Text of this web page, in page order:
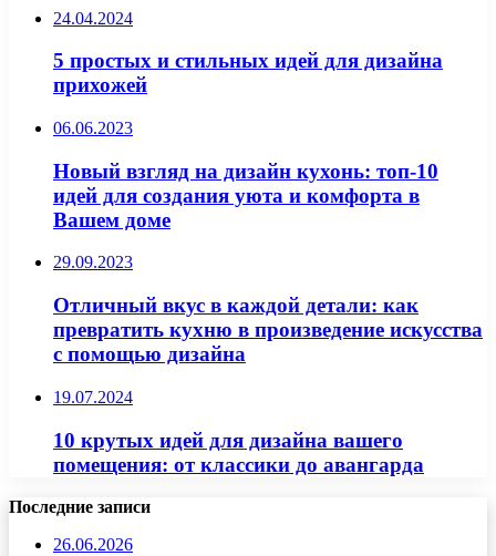
24.04.2024
5 простых и стильных идей для дизайна
прихожей
06.06.2023
Новый взгляд на дизайн кухонь: топ-10
идей для создания уюта и комфорта в
Вашем доме
29.09.2023
Отличный вкус в каждой детали: как
превратить кухню в произведение искусства
с помощью дизайна
19.07.2024
10 крутых идей для дизайна вашего
помещения: от классики до авангарда
Последние записи
26.06.2026